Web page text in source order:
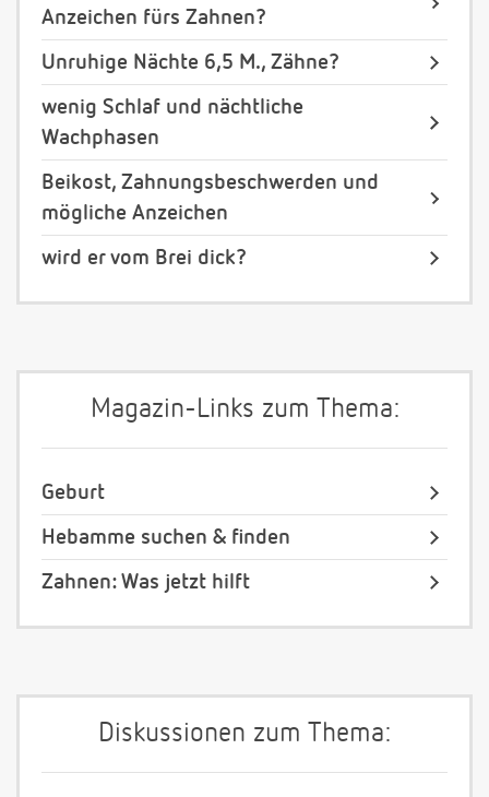
Anzeichen fürs Zahnen?
Unruhige Nächte 6,5 M., Zähne?
wenig Schlaf und nächtliche
Wachphasen
Beikost, Zahnungsbeschwerden und
mögliche Anzeichen
wird er vom Brei dick?
Magazin-Links zum Thema:
Geburt
Hebamme suchen & finden
Zahnen: Was jetzt hilft
Diskussionen zum Thema: